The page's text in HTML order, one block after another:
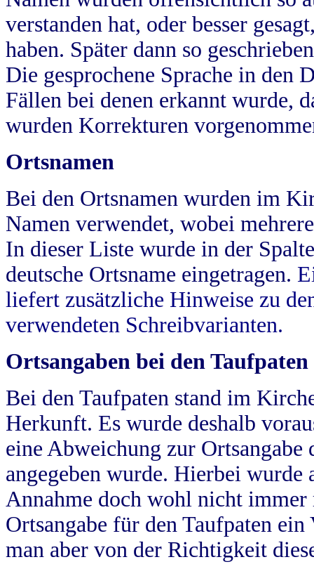
verstanden hat, oder besser
haben. Später dann so
Die gesprochene Sprache in
Fällen bei denen erkannt wurde,
wurden Korrekturen
Ortsnamen
Bei den Ortsnamen wurden im
Namen verwendet, wobei
In dieser Liste wurde in der
deutsche Ortsname eingetragen.
liefert zusätzliche Hinweise zu
verwendeten Schreibvarianten.
Ortsangaben bei den Taufpaten
Bei den Taufpaten stand im
Herkunft. Es wurde deshalb
eine Abweichung zur
angegeben wurde. Hierbei wurde
Annahme doch wohl nicht
Ortsangabe für den Taufpaten
man aber von der Richtigkeit